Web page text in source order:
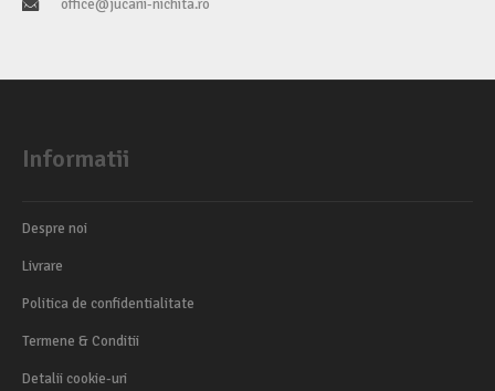
office@jucarii-nichita.ro
Informatii
Despre noi
Livrare
Politica de confidentialitate
Termene & Conditii
Detalii cookie-uri